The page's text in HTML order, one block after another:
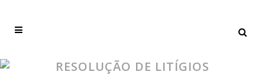
RESOLUÇÃO DE LITÍGIOS